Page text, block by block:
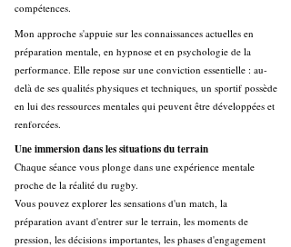
compétences.
Mon approche s'appuie sur les connaissances actuelles en
préparation mentale, en hypnose et en psychologie de la
performance. Elle repose sur une conviction essentielle : au-
delà de ses qualités physiques et techniques, un sportif possède
en lui des ressources mentales qui peuvent être développées et
renforcées.
Une immersion dans les situations du terrain
Chaque séance vous plonge dans une expérience mentale
proche de la réalité du rugby.
Vous pouvez explorer les sensations d'un match, la
préparation avant d'entrer sur le terrain, les moments de
pression, les décisions importantes, les phases d'engagement